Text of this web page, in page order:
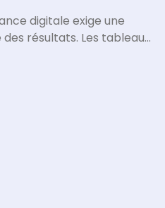
digitale exige une
résultats. Les tableaux